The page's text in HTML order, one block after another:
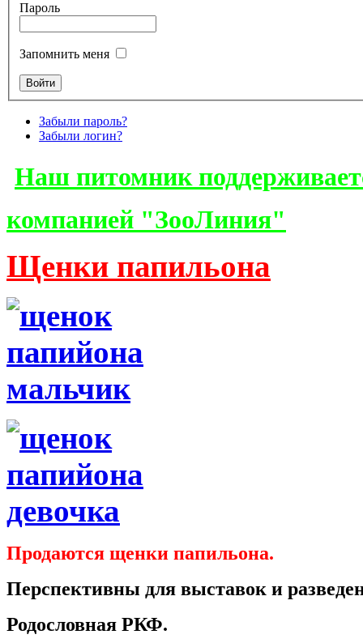
Пароль
Запомнить меня
Забыли пароль?
Забыли логин?
Наш питомник
компанией "ЗооЛиния"
Щенки папильона
Продаются щенки папильона.
Перспективны для выставок и
Родословная РКФ.